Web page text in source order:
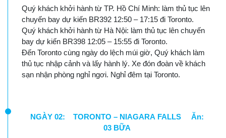
Quý khách khởi hành từ TP. Hồ Chí Minh: làm thủ tục lên
chuyến bay dự kiến BR392 12:50 – 17:15 đi Toronto.
Quý khách khởi hành từ Hà Nội: làm thủ tục lên chuyến
bay dự kiến BR398 12:05 – 15:55 đi Toronto.
Đến Toronto cùng ngày do lệch múi giờ, Quý khách làm
thủ tục nhập cảnh và lấy hành lý. Xe đón đoàn về khách
sạn nhận phòng nghỉ ngơi. Nghỉ đêm tại Toronto.
NGÀY 02: TORONTO – NIAGARA FALLS Ăn:
03 BỮA